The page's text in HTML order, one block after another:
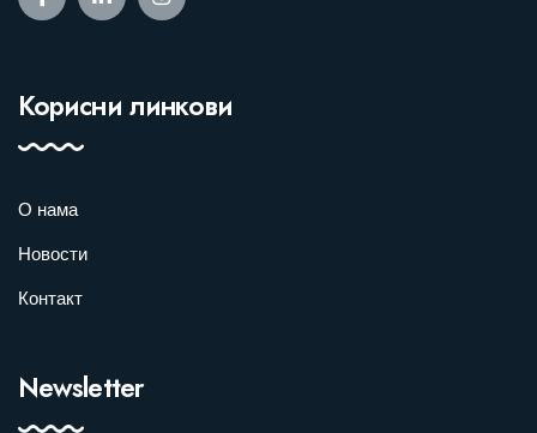
Корисни линкови
О нама
Новости
Контакт
Newsletter